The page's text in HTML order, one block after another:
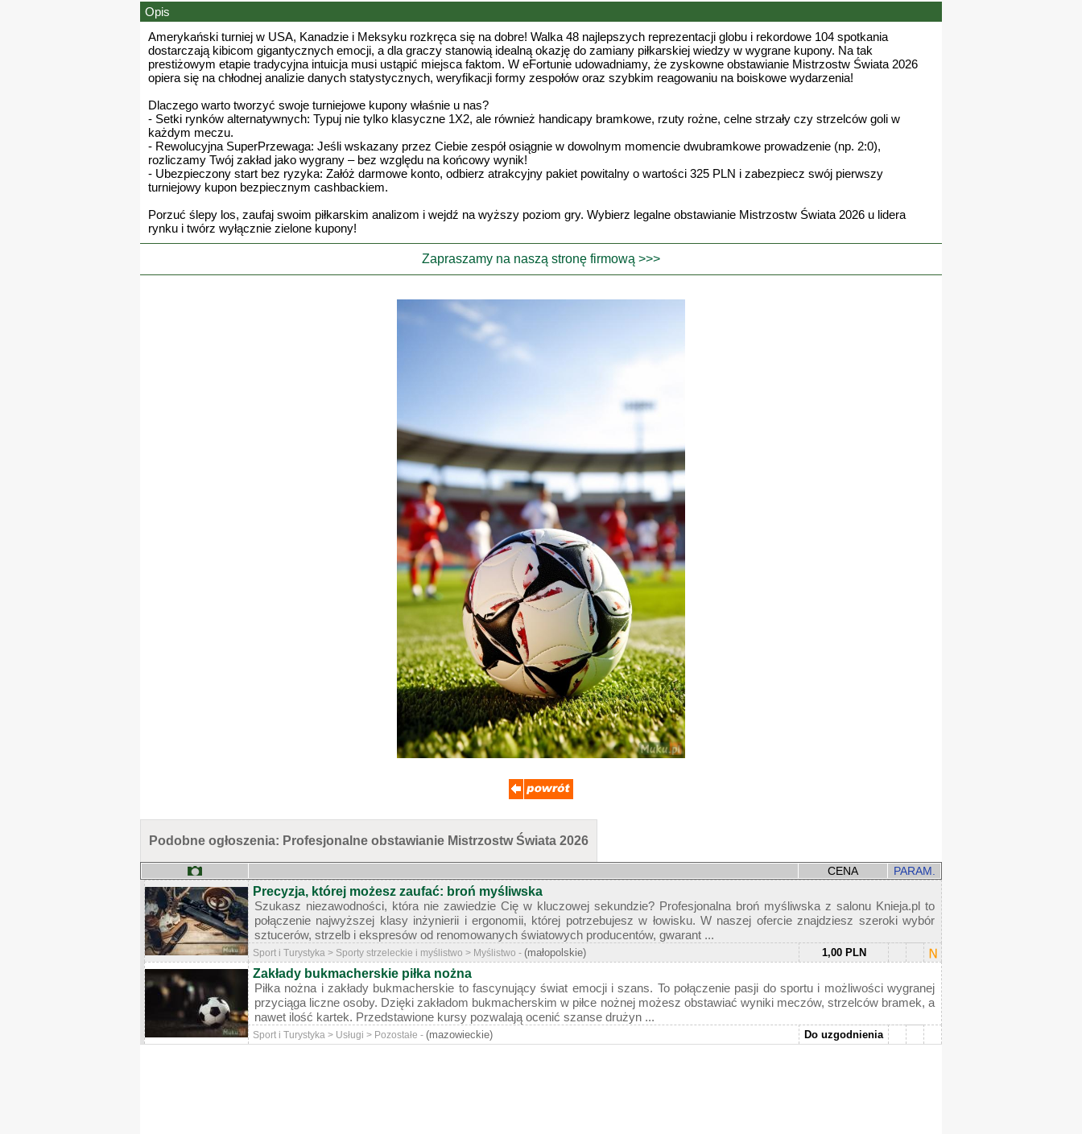
Opis
Amerykański turniej w USA, Kanadzie i Meksyku rozkręca się na dobre! Walka 48 najlepszych reprezentacji globu i rekordowe 104 spotkania
dostarczają kibicom gigantycznych emocji, a dla graczy stanowią idealną okazję do zamiany piłkarskiej wiedzy w wygrane kupony. Na tak
prestiżowym etapie tradycyjna intuicja musi ustąpić miejsca faktom. W eFortunie udowadniamy, że zyskowne obstawianie Mistrzostw Świata 2026
opiera się na chłodnej analizie danych statystycznych, weryfikacji formy zespołów oraz szybkim reagowaniu na boiskowe wydarzenia!
Dlaczego warto tworzyć swoje turniejowe kupony właśnie u nas?
- Setki rynków alternatywnych: Typuj nie tylko klasyczne 1X2, ale również handicapy bramkowe, rzuty rożne, celne strzały czy strzelców goli w
każdym meczu.
- Rewolucyjna SuperPrzewaga: Jeśli wskazany przez Ciebie zespół osiągnie w dowolnym momencie dwubramkowe prowadzenie (np. 2:0),
rozliczamy Twój zakład jako wygrany – bez względu na końcowy wynik!
- Ubezpieczony start bez ryzyka: Załóż darmowe konto, odbierz atrakcyjny pakiet powitalny o wartości 325 PLN i zabezpiecz swój pierwszy
turniejowy kupon bezpiecznym cashbackiem.
Porzuć ślepy los, zaufaj swoim piłkarskim analizom i wejdź na wyższy poziom gry. Wybierz legalne obstawianie Mistrzostw Świata 2026 u lidera
rynku i twórz wyłącznie zielone kupony!
Zapraszamy na naszą stronę firmową >>>
Podobne ogłoszenia: Profesjonalne obstawianie Mistrzostw Świata 2026
CENA PARAM.
Precyzja, której możesz zaufać: broń myśliwska
Szukasz niezawodności, która nie zawiedzie Cię w kluczowej sekundzie? Profesjonalna broń myśliwska z salonu Knieja.pl to
połączenie najwyższej klasy inżynierii i ergonomii, której potrzebujesz w łowisku. W naszej ofercie znajdziesz szeroki wybór
sztucerów, strzelb i ekspresów od renomowanych światowych producentów, gwarant ...
Sport i Turystyka > Sporty strzeleckie i myślistwo > Myślistwo - (małopolskie) 1,00 PLN
Zakłady bukmacherskie piłka nożna
Piłka nożna i zakłady bukmacherskie to fascynujący świat emocji i szans. To połączenie pasji do sportu i możliwości wygranej
przyciąga liczne osoby. Dzięki zakładom bukmacherskim w piłce nożnej możesz obstawiać wyniki meczów, strzelców bramek, a
nawet ilość kartek. Przedstawione kursy pozwalają ocenić szanse drużyn ...
Sport i Turystyka > Usługi > Pozostałe - (mazowieckie) Do uzgodnienia